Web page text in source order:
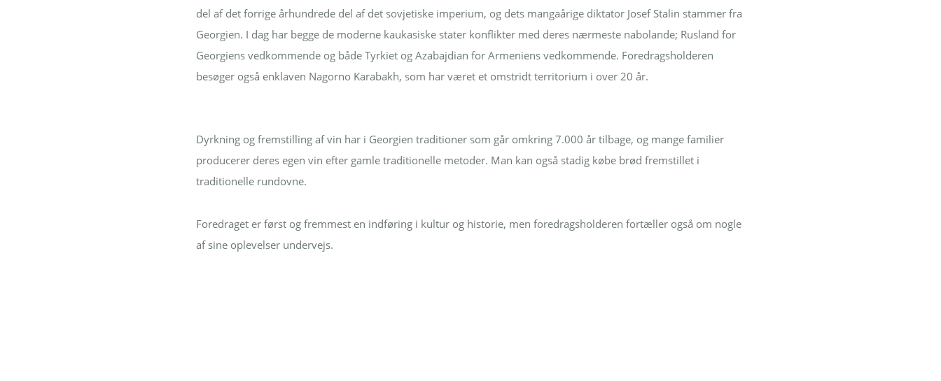
del af det forrige århundrede del af det sovjetiske imperium, og dets mangaårige diktator Josef Stalin stammer fra
Georgien. I dag har begge de moderne kaukasiske stater konflikter med deres nærmeste nabolande; Rusland for
Georgiens vedkommende og både Tyrkiet og Azabajdian for Armeniens vedkommende. Foredragsholderen
besøger også enklaven Nagorno Karabakh, som har været et omstridt territorium i over 20 år.
Dyrkning og fremstilling af vin har i Georgien traditioner som går omkring 7.000 år tilbage, og mange familier
producerer deres egen vin efter gamle traditionelle metoder. Man kan også stadig købe brød fremstillet i
traditionelle rundovne.
Foredraget er først og fremmest en indføring i kultur og historie, men foredragsholderen fortæller også om nogle
af sine oplevelser undervejs.